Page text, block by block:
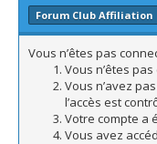
Forum Club Affiliation
Vous n’êtes pas
Vous n’êtes
Vous n’avez
l’accès est
Votre compte a
Vous avez